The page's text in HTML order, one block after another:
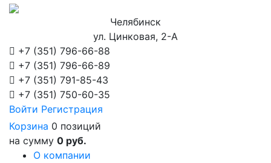
Челябинск
ул. Цинковая, 2-А
+7 (351) 796-66-88
+7 (351) 796-66-89
+7 (351) 791-85-43
+7 (351) 750-60-35
Войти Регистрация
Корзина 0 позиций
на сумму 0 руб.
О компании